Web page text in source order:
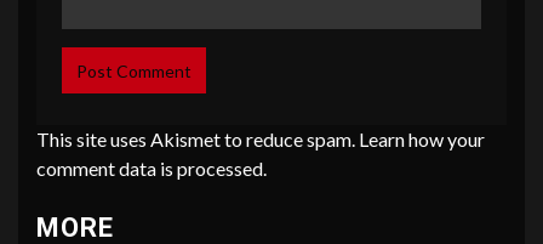
This site uses Akismet to reduce spam. Learn how your
comment data is processed.
MORE